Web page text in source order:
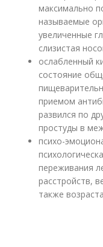
максимально
называемые
увеличенные
слизистая
ослабленный
состояние
приемом
развился по
простуды в
психо-
переживания
расстройств,
также